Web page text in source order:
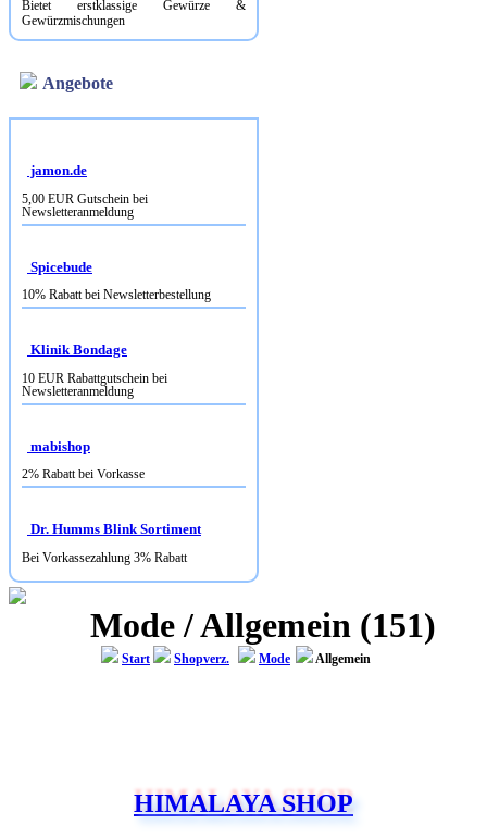
5,00 EUR Gutschein bei
Newsletteranmeldung
Spicebude
Klinik Bondage
Newsletteranmeldung
mabishop
Dr. Humms Blink Sortiment
Mode / Allgemein (151)
Bietet Mode aus natürlichen Materialien und in Handarbeit
hergestellt